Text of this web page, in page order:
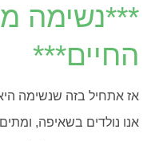
***נשימה
החיים***
אז אתחיל בזה שנשימה
אנו נולדים בשאיפה,